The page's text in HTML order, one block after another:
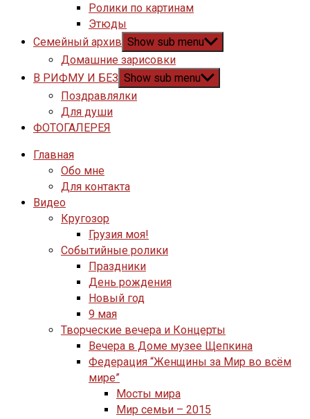
Ролики по картинам
Этюды
Семейный архив Show sub menu
Домашние зарисовки
В РИФМУ И БЕЗ Show sub menu
Поздравлялки
Для души
ФОТОГАЛЕРЕЯ
Главная
Обо мне
Для контакта
Видео
Кругозор
Грузия моя!
Событийные ролики
Праздники
День рождения
Новый год
9 мая
Творческие вечера и Концерты
Вечера в Доме музее Щепкина
Федерация “Женщины за Мир во всём
мире”
Мосты мира
Мир семьи – 2015